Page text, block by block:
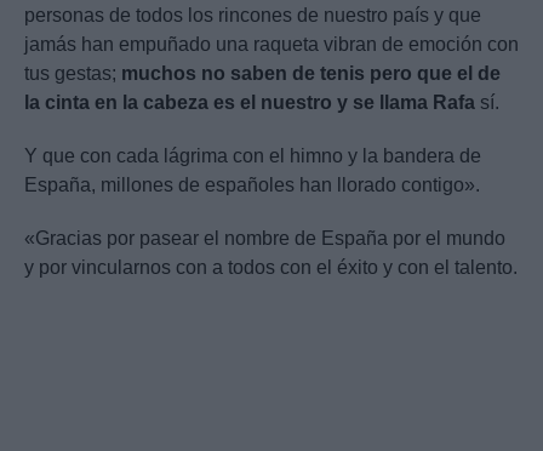
personas de todos los rincones de nuestro país y que
jamás han empuñado una raqueta vibran de emoción con
tus gestas; muchos no saben de tenis pero que el de
la cinta en la cabeza es el nuestro y se llama Rafa sí.
Y que con cada lágrima con el himno y la bandera de
España, millones de españoles han llorado contigo».
«Gracias por pasear el nombre de España por el mundo
y por vincularnos con a todos con el éxito y con el talento.